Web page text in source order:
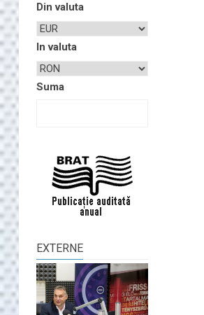
Din valuta
In valuta
Suma
EXTERNE